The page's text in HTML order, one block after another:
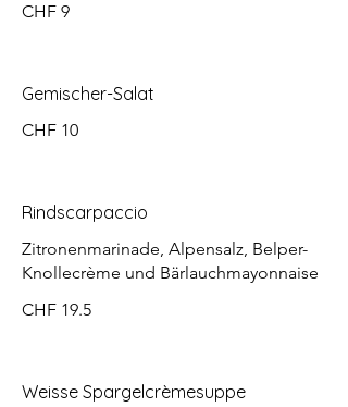
CHF 9
Gemischer-Salat
CHF 10
Rindscarpaccio
Zitronenmarinade, Alpensalz, Belper-
Knollecrème und Bärlauchmayonnaise
CHF 19.5
Weisse Spargelcrèmesuppe